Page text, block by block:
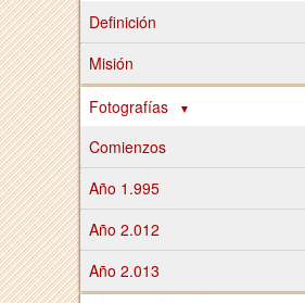
Definición
Misión
Fotografías
Comienzos
Año 1.995
Año 2.012
Año 2.013